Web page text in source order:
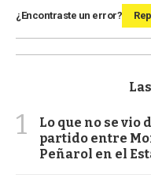
¿Encontraste un error?
1
Lo que no se vio
partido entre
Peñarol en el